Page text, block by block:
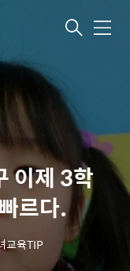
메
이제 3학
르다.
교육TIP